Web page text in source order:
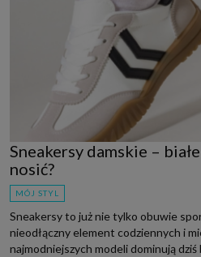
Sneakersy damskie –
nosić?
MÓJ STYL
Sneakersy to już nie tylko obuwie
nieodłączny element codziennych i
najmodniejszych modeli dominują dziś